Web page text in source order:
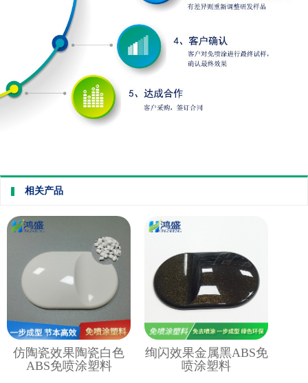
相关产品
仿陶瓷效果陶瓷白色
ABS免喷涂塑料
绚闪效果金属黑ABS免
喷涂塑料